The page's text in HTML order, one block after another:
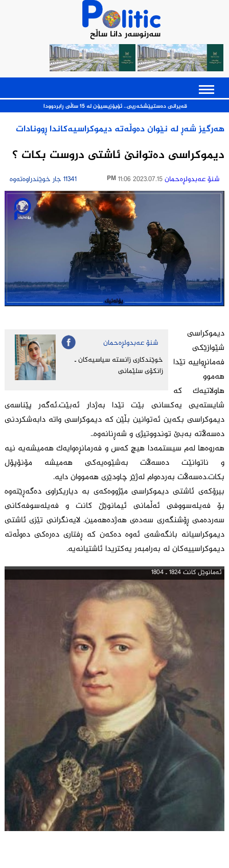
سەرنوسەر دانا ساڵح
قەیرانی ده‌ستپێشخه‌ریی.. ئۆپۆزیسیۆن له‌ 15 ساڵی ڕابردوودا
هه‌رگیز شه‌ڕ له‌ نێوان ده‌وڵه‌ته‌ دیموكراسیه‌كاندا ڕوونادات
دیموکراسی دەتوانێ ئاشتی دروست بکات ؟
شنۆ عه‌بدولڕه‌حمان 2023.07.15 11:06 PM 11341 جار خوێندراوەتەوە
شنۆ عه‌بدولڕه‌حمان
خوێندكاری زانسته‌ سیاسیه‌كان ـ
زانكۆی سلێمانى
دیموکراسی
شێوازێکی
فەمانڕواییە تێدا
هەموو
هاولاتیەک کە
شایستەیی یەکسانی بێت تێدا بەژدار ئەبێت.ئەگەر پێناسەی
دیموکراسی بکەین ئەتوانین بڵێن کە دیموکراسی واتە دابەشکردنی
دەسەڵاتە بەبێ توندووتیژی و شەڕنانەوە..
هەروەها لەم سیستمەدا هیچ کەس و فەرمانڕەوایەک هەمیشەیە نیە
و ناتوانێت دەسەڵات بەشێوەیەکی هەمیشە مۆنۆپۆل
بکات.دەسەڵات بەردەوام لەژێر چاودێری هەمووان دایە.
بیرۆكه‌ى ئاشتى دیموكراسی مێژووه‌كه‌ى به ‌دیاریكراوى ده‌گه‌ڕێته‌وه‌
بۆ فه‌یله‌سووفی ئه‌ڵمانى ئیمانوێڵ كانت و فه‌یله‌سوفه‌كانى
سه‌رده‌مى ڕۆشنگه‌رى سه‌ده‌ى هه‌ژده‌هه‌مین. لایه‌نگرانى تێزى ئاشتى
دیموكراسیانه‌ بانگه‌شه‌ى ئه‌وه‌ ده‌كه‌ن كه‌ ڕفتارى ده‌ره‌كی ده‌وڵه‌ته‌
دیموكراسییه‌كان له‌ به‌رامبه‌ر یه‌كتریدا ئاشتیانه‌یه‌.
ئه‌مانوێل كانت 1824 ـ 1804